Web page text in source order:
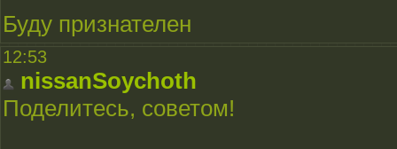
Буду признателен
12:53
nissanSoychoth
Поделитесь, советом!